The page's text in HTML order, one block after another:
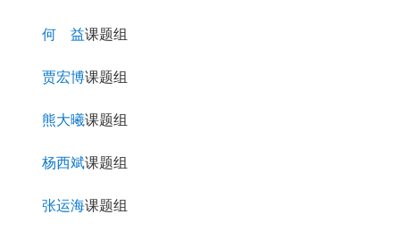
何 益课题组
贾宏博课题组
熊大曦课题组
杨西斌课题组
张运海课题组